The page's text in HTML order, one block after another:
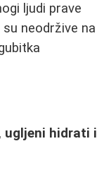
ljudi prave
neodržive na
ugljeni hidrati i